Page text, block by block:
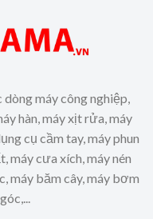
máy công nghiệp,
hàn, máy xịt rửa, máy
cụ cầm tay, máy phun
máy cưa xích, máy nén
máy băm cây, máy bơm